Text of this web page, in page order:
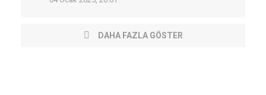
DAHA FAZLA GÖSTER